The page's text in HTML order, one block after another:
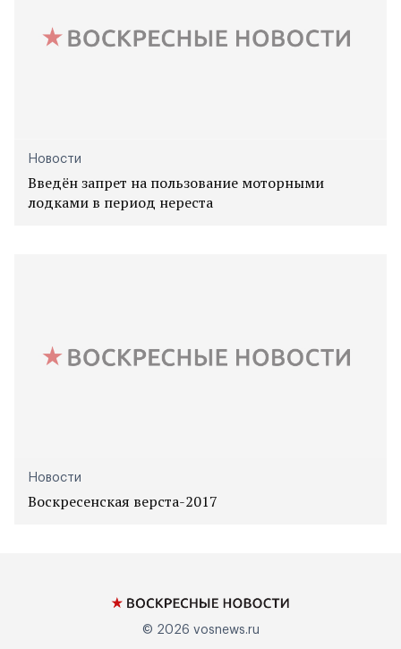
Новости
Введён запрет на пользование моторными
лодками в период нереста
Новости
Воскресенская верста-2017
© 2026 vosnews.ru